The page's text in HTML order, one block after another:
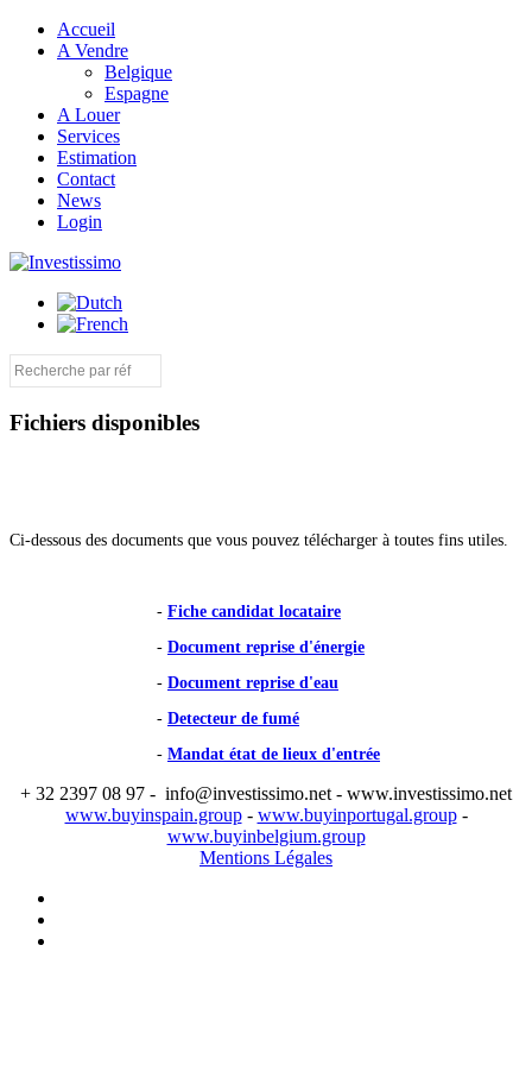
Accueil
A Vendre
Belgique
Espagne
A Louer
Services
Estimation
Contact
News
Login
Fichiers disponibles
Ci-dessous des documents que vous pouvez télécharger à toutes fins utiles.
- Fiche candidat locataire
- Document reprise d'énergie
- Document reprise d'eau
- Detecteur de fumé
- Mandat état de lieux d'entrée
+ 32 2397 08 97 - info@investissimo.net - www.investissimo.net
www.buyinspain.group- www.buyinportugal.group-
www.buyinbelgium.group
Mentions Légales